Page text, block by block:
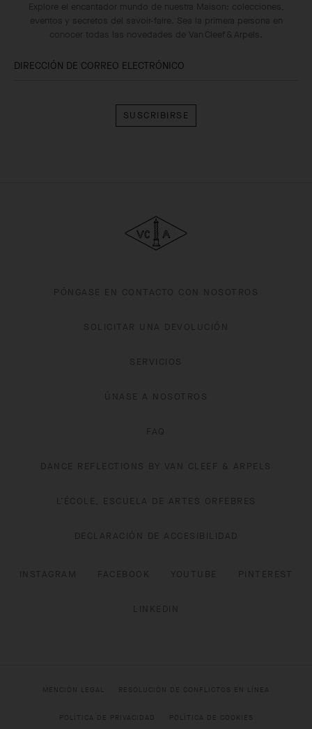
Explore el encantador mundo de nuestra Maison: colecciones,
eventos y secretos del savoir-faire. Sea la primera persona en
conocer todas las novedades de Van Cleef & Arpels.
DIRECCIÓN DE CORREO ELECTRÓNICO
PÓNGASE EN CONTACTO CON NOSOTROS
SOLICITAR UNA DEVOLUCIÓN
SERVICIOS
ÚNASE A NOSOTROS
FAQ
DANCE REFLECTIONS BY VAN CLEEF & ARPELS
L’ÉCOLE, ESCUELA DE ARTES ORFEBRES
DECLARACIÓN DE ACCESIBILIDAD
INSTAGRAM FACEBOOK YOUTUBE PINTEREST
LINKEDIN
MENCIÓN LEGAL RESOLUCIÓN DE CONFLICTOS EN LÍNEA
POLÍTICA DE PRIVACIDAD POLÍTICA DE COOKIES